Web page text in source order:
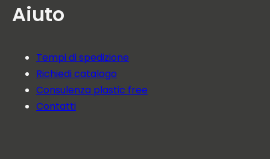
Aiuto
Tempi di spedizione
Richiedi catalogo
Consulenza plastic free
Contatti